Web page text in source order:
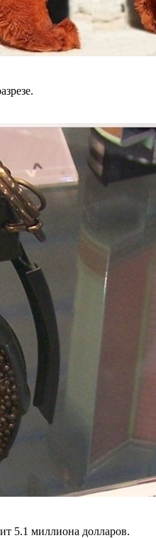
5.1 миллиона долларов.